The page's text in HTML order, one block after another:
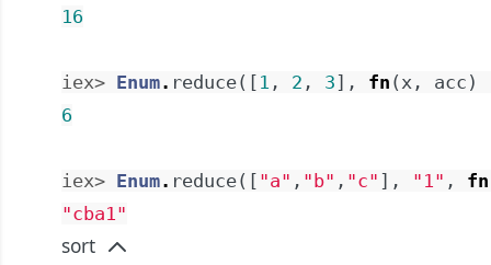
16
iex> Enum. reduce( [ 1 , 2 , 3] , fn ( x , acc )
6
iex> Enum. reduce( [ "a" , "b" , "c" ] , "1" , fn
"cba1"
sort